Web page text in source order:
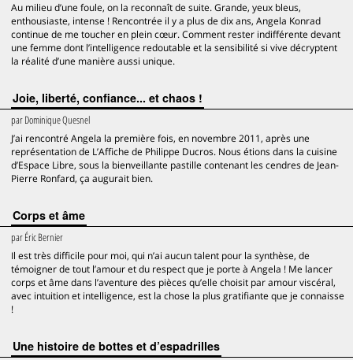
Au milieu d’une foule, on la reconnaît de suite. Grande, yeux bleus,
enthousiaste, intense ! Rencontrée il y a plus de dix ans, Angela Konrad
continue de me toucher en plein cœur. Comment rester indifférente devant
une femme dont l’intelligence redoutable et la sensibilité si vive décryptent
la réalité d’une manière aussi unique.
Joie, liberté, confiance... et chaos !
parDominique Quesnel
J’ai rencontré Angela la première fois, en novembre 2011, après une
représentation de L’Affiche de Philippe Ducros. Nous étions dans la cuisine
d’Espace Libre, sous la bienveillante pastille contenant les cendres de Jean-
Pierre Ronfard, ça augurait bien.
Corps et âme
parÉric Bernier
Il est très difficile pour moi, qui n’ai aucun talent pour la synthèse, de
témoigner de tout l’amour et du respect que je porte à Angela ! Me lancer
corps et âme dans l’aventure des pièces qu’elle choisit par amour viscéral,
avec intuition et intelligence, est la chose la plus gratifiante que je connaisse
!
Une histoire de bottes et d’espadrilles